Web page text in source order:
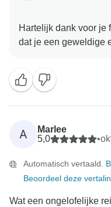
Hartelijk dank voor je
A
Marlee
5,0
•
Automatisch vertaald.
Beoordeel deze
Wat een ongelofelijke